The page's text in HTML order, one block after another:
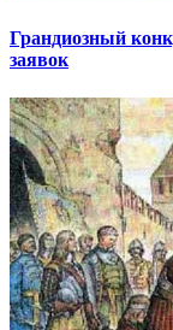
Грандиозный
заявок